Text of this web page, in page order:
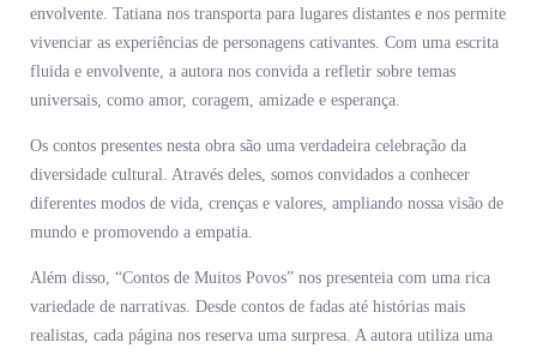
envolvente. Tatiana nos transporta para lugares distantes e nos permite
vivenciar as experiências de personagens cativantes. Com uma escrita
fluida e envolvente, a autora nos convida a refletir sobre temas
universais, como amor, coragem, amizade e esperança.
Os contos presentes nesta obra são uma verdadeira celebração da
diversidade cultural. Através deles, somos convidados a conhecer
diferentes modos de vida, crenças e valores, ampliando nossa visão de
mundo e promovendo a empatia.
Além disso, “Contos de Muitos Povos” nos presenteia com uma rica
variedade de narrativas. Desde contos de fadas até histórias mais
realistas, cada página nos reserva uma surpresa. A autora utiliza uma